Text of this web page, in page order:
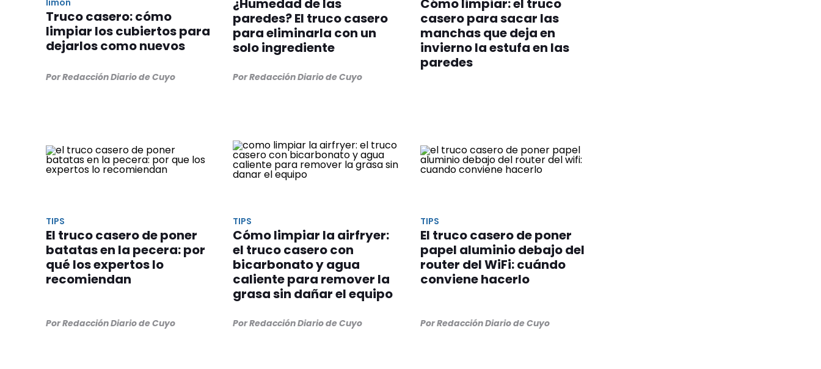
Truco casero: cómo
limpiar los cubiertos para
dejarlos como nuevos
Por Redacción Diario de Cuyo
¿Humedad de las
paredes? El truco casero
para eliminarla con un
solo ingrediente
Por Redacción Diario de Cuyo
Cómo limpiar: el truco
casero para sacar las
manchas que deja en
invierno la estufa en las
paredes
TIPS
El truco casero de poner
batatas en la pecera: por
qué los expertos lo
recomiendan
Por Redacción Diario de Cuyo
TIPS
Cómo limpiar la airfryer:
el truco casero con
bicarbonato y agua
caliente para remover la
grasa sin dañar el equipo
Por Redacción Diario de Cuyo
TIPS
El truco casero de poner
papel aluminio debajo del
router del WiFi: cuándo
conviene hacerlo
Por Redacción Diario de Cuyo